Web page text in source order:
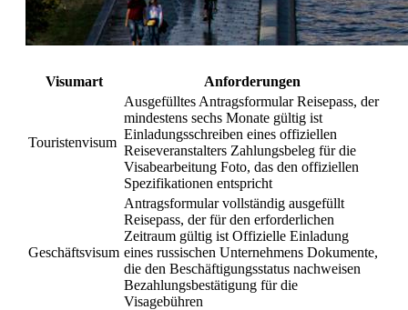
Visumart Anforderungen
Touristenvisum
Ausgefülltes Antragsformular Reisepass, der
mindestens sechs Monate gültig ist
Einladungsschreiben eines offiziellen
Reiseveranstalters Zahlungsbeleg für die
Visabearbeitung Foto, das den offiziellen
Spezifikationen entspricht
Geschäftsvisum
Antragsformular vollständig ausgefüllt
Reisepass, der für den erforderlichen
Zeitraum gültig ist Offizielle Einladung
eines russischen Unternehmens Dokumente,
die den Beschäftigungsstatus nachweisen
Bezahlungsbestätigung für die
Visagebühren